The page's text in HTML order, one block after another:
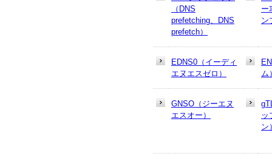
（DNS
prefetching、DNS
prefetch）
ー
ン
EDNS0（イーディ
エヌエスゼロ）
ム
GNSO（ジーエヌ
エスオー）
ッ
ン